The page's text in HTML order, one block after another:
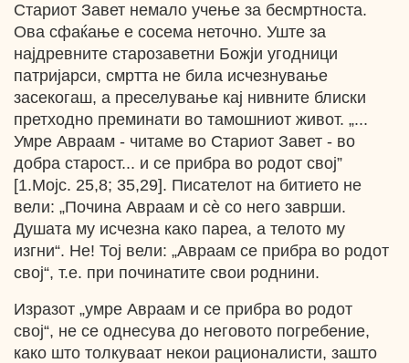
Стариот Завет немало учење за бесмртноста.
Ова сфаќање е сосема неточно. Уште за
најдревните старозаветни Божји угодници
патријарси, смртта не била исчезнување
засекогаш, а преселување кај нивните блиски
претходно преминати во тамошниот живот. „...
Умре Авраам - читаме во Стариот Завет - во
добра старост... и се прибра во родот свој”
[1.Мојс. 25,8; 35,29]. Писателот на битието не
вели: „Почина Авраам и сѐ со него заврши.
Душата му исчезна како пареа, a телото му
изгни“. Не! Тој вели: „Авраам се прибра во родот
свој“, т.е. при починатите свои роднини.
Изразот „умре Авраам и се прибра во родот
свој“, не се однесува до неговото погребение,
како што толкуваат некои рационалисти, зашто